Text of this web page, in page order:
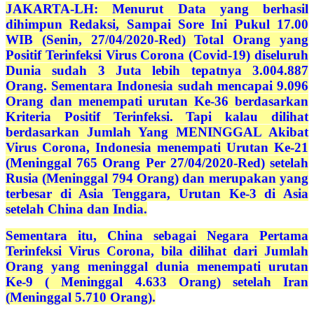
JAKARTA-LH: Menurut Data yang berhasil
dihimpun Redaksi, Sampai Sore Ini Pukul 17.00
WIB (Senin, 27/04/2020-Red) Total Orang yang
Positif Terinfeksi Virus Corona (Covid-19) diseluruh
Dunia sudah 3 Juta lebih tepatnya 3.004.887
Orang. Sementara Indonesia sudah mencapai 9.096
Orang dan menempati urutan Ke-36 berdasarkan
Kriteria Positif Terinfeksi. Tapi kalau dilihat
berdasarkan Jumlah Yang MENINGGAL Akibat
Virus Corona, Indonesia menempati Urutan Ke-21
(Meninggal 765 Orang Per 27/04/2020-Red) setelah
Rusia (Meninggal 794 Orang) dan merupakan yang
terbesar di Asia Tenggara, Urutan Ke-3 di Asia
setelah China dan India.
Sementara itu, China sebagai Negara Pertama
Terinfeksi Virus Corona, bila dilihat dari Jumlah
Orang yang meninggal dunia menempati urutan
Ke-9 ( Meninggal 4.633 Orang) setelah Iran
(Meninggal 5.710 Orang).